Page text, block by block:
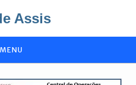
Assis
MENU